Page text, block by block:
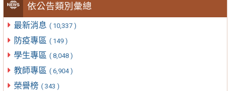
依公告類別彙總
最新消息 ( 10,337 )
防疫專區 ( 149 )
學生專區 ( 8,048 )
教師專區 ( 6,904 )
榮譽榜 ( 343 )